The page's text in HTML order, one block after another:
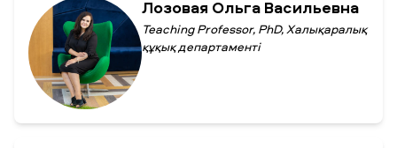
Лозовая Ольга Васильевна
Teaching Professor, PhD, Халықаралық
құқық департаменті